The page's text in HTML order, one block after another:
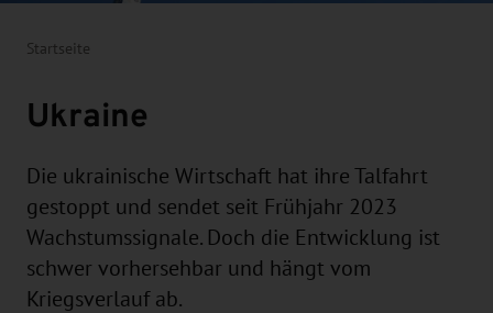
Startseite
Ukraine
Die ukrainische Wirtschaft hat ihre Talfahrt
gestoppt und sendet seit Frühjahr 2023
Wachstumssignale. Doch die Entwicklung ist
schwer vorhersehbar und hängt vom
Kriegsverlauf ab.